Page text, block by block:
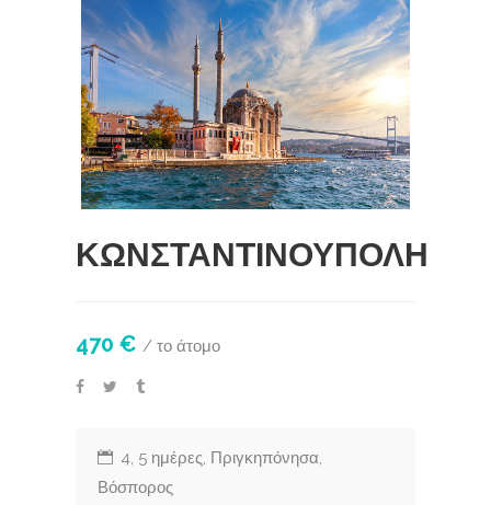
ΚΩΝΣΤΑΝΤΙΝΟΥΠΟΛΗ
470 € / το άτομο
4, 5 ημέρες, Πριγκηπόνησα,
Βόσπορος